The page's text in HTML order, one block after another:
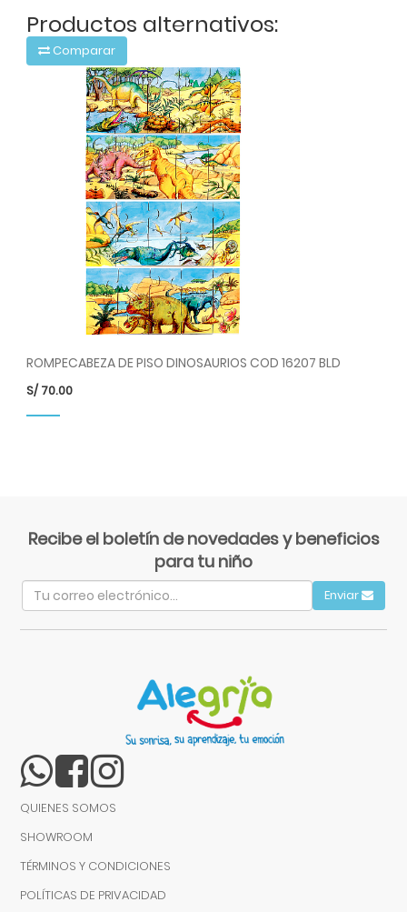
Productos alternativos:
Comparar
ROMPECABEZA DE PISO DINOSAURIOS COD 16207 BLD
S/ 70.00
Recibe el boletín de novedades y beneficios
para tu niño
Enviar
QUIENES SOMOS
SHOWROOM
TÉRMINOS Y CONDICIONES
POLÍTICAS DE PRIVACIDAD